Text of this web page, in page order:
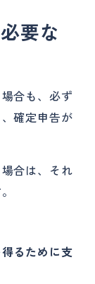
要な
合も、必ず
確定申告が
合は、それ
るために支